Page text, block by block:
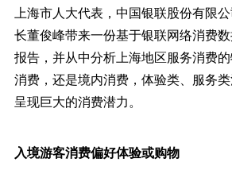
上海市人大代表，中国银联股份有限
长董俊峰带来一份基于银联网络消费
报告，并从中分析上海地区服务消费
消费，还是境内消费，体验类、服务类
呈现巨大的消费潜力。
入境游客消费偏好体验或购物